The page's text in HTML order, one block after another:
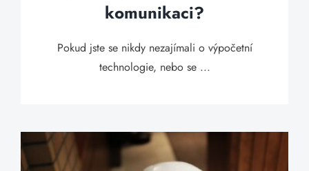
komunikaci?
Pokud jste se nikdy nezajímali o výpočetní
technologie, nebo se ...